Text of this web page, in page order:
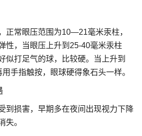
正常眼压范围为10—21毫米汞柱，
性，当眼压上升到25-40毫米汞柱
似打足气的球，比较硬。当上升到
手指触按，眼球硬得象石头一样。
到损害，早期多在夜间出现视力下降
失。